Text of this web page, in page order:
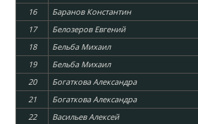
16
Баранов Константин
17
Белозеров Евгений
18
Бельба Михаил
19
Бельба Михаил
20
Богаткова Александра
21
Богаткова Александра
22
Васильев Алексей